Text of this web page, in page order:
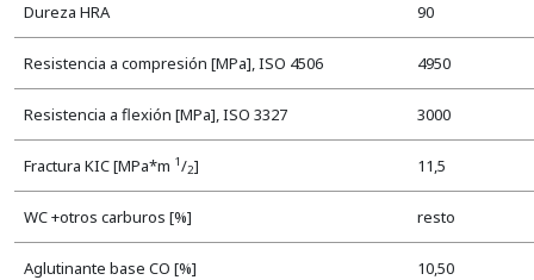
Dureza HRA
90
Resistencia a compresión [MPa], ISO 4506 4950
Resistencia a flexión [MPa], ISO 3327 3000
Fractura KIC [MPa*m 1/2] 11,5
WC +otros carburos [%] resto
Aglutinante base CO [%] 10,50